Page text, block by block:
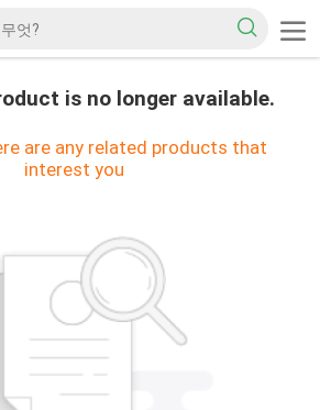
is no longer available.
are any related products that
interest you